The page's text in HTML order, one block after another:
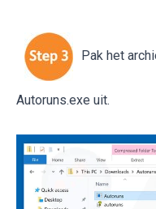
Pak het
Autoruns.exe uit.